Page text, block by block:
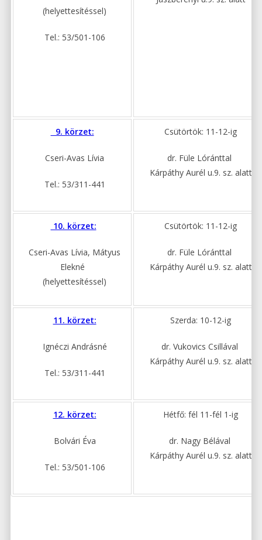
(helyettesítéssel)
Tel.: 53/501-106
9. körzet:
Cseri-Avas Lívia
Tel.: 53/311-441
Csütörtök: 11-12-ig
dr. Füle Lóránttal
Kárpáthy Aurél u.9. sz. alatt
10. körzet:
Cseri-Avas Lívia, Mátyus
Elekné
(helyettesítéssel)
Csütörtök: 11-12-ig
dr. Füle Lóránttal
Kárpáthy Aurél u.9. sz. alatt
11. körzet:
Ignéczi Andrásné
Tel.: 53/311-441
Szerda: 10-12-ig
dr. Vukovics Csillával
Kárpáthy Aurél u.9. sz. alatt
12. körzet:
Bolvári Éva
Tel.: 53/501-106
Hétfő: fél 11-fél 1-ig
dr. Nagy Bélával
Kárpáthy Aurél u.9. sz. alatt